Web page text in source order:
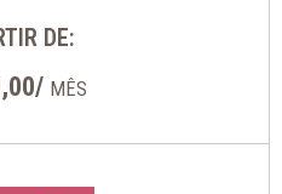
DE:
MÊS